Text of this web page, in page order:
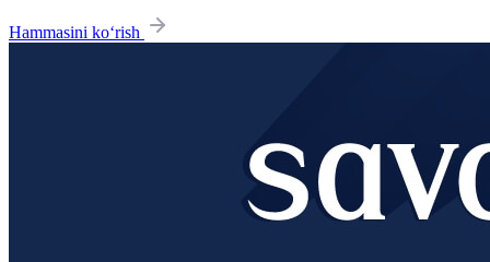
Hammasini ko‘rish